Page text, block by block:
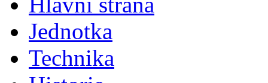
Jednotka
Technika